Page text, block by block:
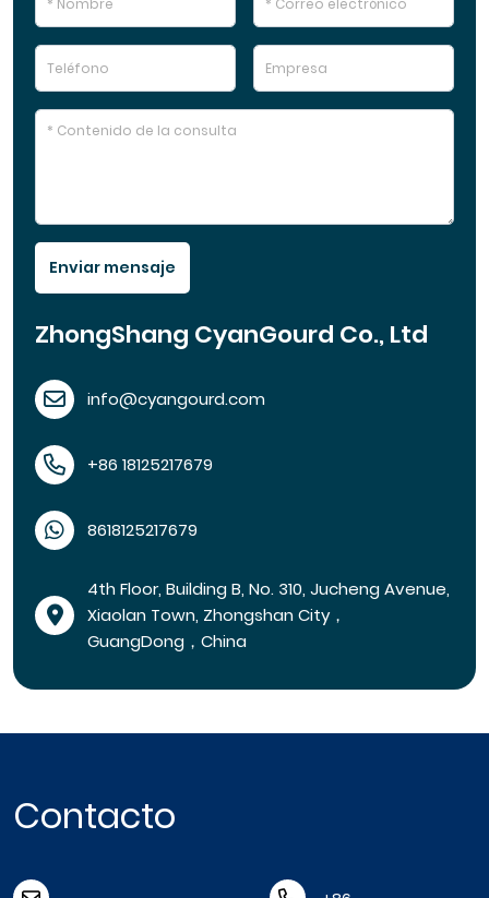
Enviar mensaje
ZhongShang CyanGourd Co., Ltd
info@cyangourd.com
+86 18125217679
8618125217679
4th Floor, Building B, No. 310, Jucheng Avenue,
Xiaolan Town, Zhongshan City，
GuangDong，China
Contacto